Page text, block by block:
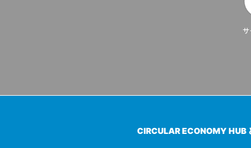
サ
CIRCULAR ECONOMY HUB